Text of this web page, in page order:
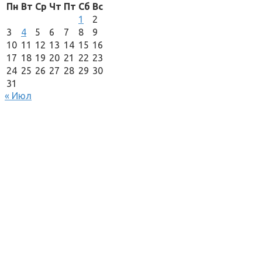
Пн Вт Ср Чт Пт Сб Вс
1
2
3
4 5 6 7 8
9
10 11 12 13 14 15 16
17 18 19 20 21 22 23
24 25 26 27 28 29 30
31
« Июл